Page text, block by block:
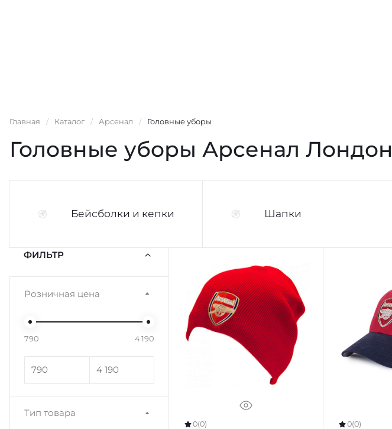
Главная / Каталог / Арсенал / Головные уборы
Головные уборы Арсенал Лондон
Бейсболки и кепки Шапки
ФИЛЬТР
Розничная цена
790 4 190
Тип товара
0(0) 0(0)